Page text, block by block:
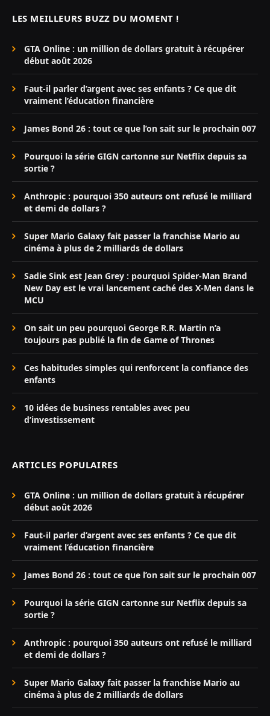
LES MEILLEURS BUZZ DU MOMENT !
GTA Online : un million de dollars gratuit à récupérer
début août 2026
Faut-il parler d’argent avec ses enfants ? Ce que dit
vraiment l’éducation financière
James Bond 26 : tout ce que l’on sait sur le prochain 007
Pourquoi la série GIGN cartonne sur Netflix depuis sa
sortie ?
Anthropic : pourquoi 350 auteurs ont refusé le milliard
et demi de dollars ?
Super Mario Galaxy fait passer la franchise Mario au
cinéma à plus de 2 milliards de dollars
Sadie Sink est Jean Grey : pourquoi Spider-Man Brand
New Day est le vrai lancement caché des X-Men dans le
MCU
On sait un peu pourquoi George R.R. Martin n’a
toujours pas publié la fin de Game of Thrones
Ces habitudes simples qui renforcent la confiance des
enfants
10 idées de business rentables avec peu
d’investissement
ARTICLES POPULAIRES
GTA Online : un million de dollars gratuit à récupérer
début août 2026
Faut-il parler d’argent avec ses enfants ? Ce que dit
vraiment l’éducation financière
James Bond 26 : tout ce que l’on sait sur le prochain 007
Pourquoi la série GIGN cartonne sur Netflix depuis sa
sortie ?
Anthropic : pourquoi 350 auteurs ont refusé le milliard
et demi de dollars ?
Super Mario Galaxy fait passer la franchise Mario au
cinéma à plus de 2 milliards de dollars